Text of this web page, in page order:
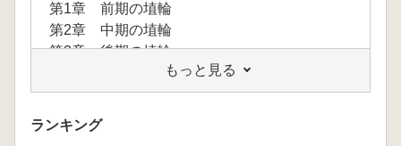
第1章 前期の埴輪
第2章 中期の埴輪
第3章 後期の埴輪
もっと見る
ランキング